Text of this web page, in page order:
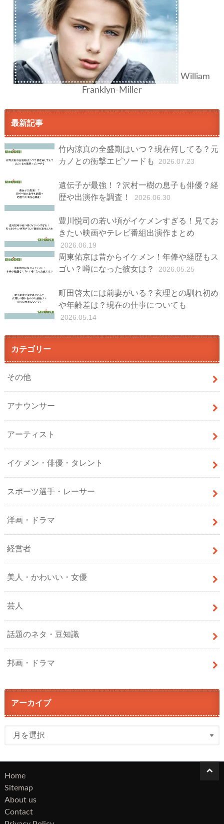
William
Franklyn-Miller
最新記事
竹内涼真の全盛期はいつ？現在何してる？元
カノとの衝撃エピソードも
2026.07.23
遺伝子が最強！？沢村一樹の息子も俳優？経
歴や出演作を調査！
2026.06.30
豊川悦司の若い頃がイケメンすぎる！見てお
きたい映画やテレビ番組出演作まとめ
2026.06.19
周東佑京は昔からイケメン！年俸や経歴もス
ゴい？噂になった彼女は？
2026.05.25
町田啓太には前妻がいる？玄理との馴れ初め
や年齢差は？現在の仕事についても
2026.05.14
カテゴリー
その他
アナウンサー
アーティスト
イケメン・俳優・タレント
スポーツ選手・レーサー
洋画・ドラマ
経営者
美人・かわいい・女優
芸人
話題のネタ・豆知識
邦画・ドラマ
アーカイブ
Home
Sitemap
About us
Contact